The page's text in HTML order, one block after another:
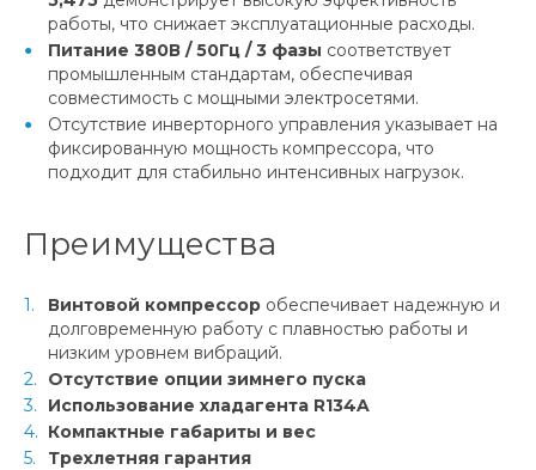
работы, что снижает эксплуатационные расходы.
Питание 380В / 50Гц / 3 фазы соответствует
промышленным стандартам, обеспечивая
совместимость с мощными электросетями.
Отсутствие инверторного управления указывает на
фиксированную мощность компрессора, что
подходит для стабильно интенсивных нагрузок.
Преимущества
Винтовой компрессор обеспечивает надежную и
долговременную работу с плавностью работы и
низким уровнем вибраций.
Отсутствие опции зимнего пуска
Использование хладагента R134A
Компактные габариты и вес
Трехлетняя гарантия